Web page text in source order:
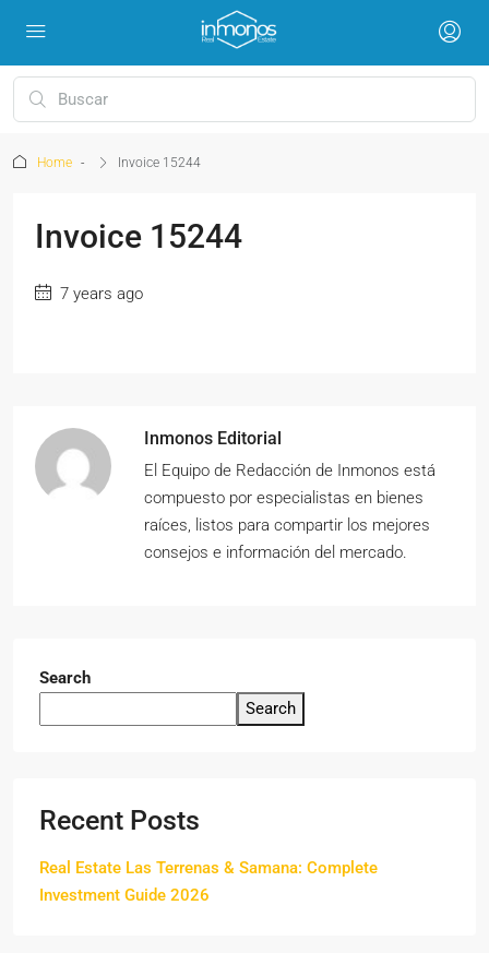
Home Invoice 15244
Invoice 15244
7 years ago
Inmonos Editorial
El Equipo de Redacción de Inmonos está
compuesto por especialistas en bienes
raíces, listos para compartir los mejores
consejos e información del mercado.
Search
Search
Recent Posts
Real Estate Las Terrenas & Samana: Complete
Investment Guide 2026